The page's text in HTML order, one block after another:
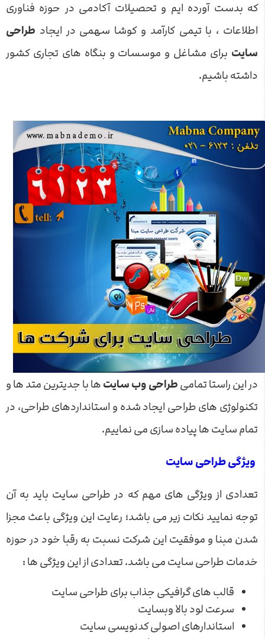
که بدست آورده ایم و تحصیلات آکادمی در حوزه فناوری
اطلاعات ، با تیمی کارآمد و کوشا سهمی در ایجاد طراحی
سایت برای مشاغل و موسسات و بنگاه های تجاری کشور
داشته باشیم.
در این راستا تمامیطراحی وب سایتها با جدیترین متد ها و
تکنولوژی های طراحی ایجاد شده و استانداردهای طراحی، در
تمام سایت ها پیاده سازی می نماییم.
ویژگی طراحی سایت
تعدادی از ویژگی های مهم که در طراحی سایت باید به آن
توجه نمایید نکات زیر می باشد؛ رعایت این ویژگی باعث مجزا
شدن مبنا و موفقیت این شرکت نسبت به رقبا خود در حوزه
خدمات طراحی سایت می باشد. تعدادی از این ویژگی ها :
قالب های گرافیکی جذاب برای طراحی سایت
سرعت لود بالا وبسایت
استاندارهای اصولی کدنویسی سایت